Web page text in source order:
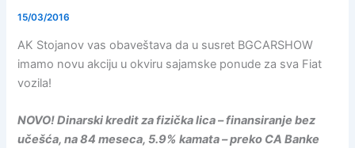
15/03/2016
AK Stojanov vas obaveštava da u susret BGCARSHOW
imamo novu akciju u okviru sajamske ponude za sva Fiat
vozila!
NOVO!Dinarski kredit za fizička lica – finansiranje bez
učešća, na 84 meseca, 5.9% kamata – preko CA Banke